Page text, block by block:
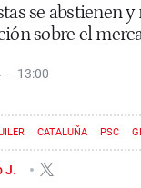
se abstienen
sobre el
13:00
CATALUÑA PSC
J.